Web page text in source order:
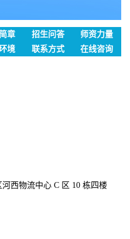
章 招生问答
师资力量
境 联系方式 在线咨询
西物流中心 C 区 10 栋四楼